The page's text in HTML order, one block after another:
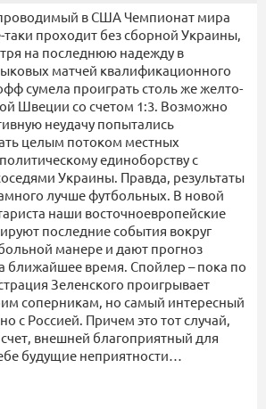
в США Чемпионат мира
таки проходит без сборной Украины,
на последнюю надежду в
матчей квалификационного
сумела проиграть столь же желто-
Швеции со счетом 1:3. Возможно
неудачу попытались
целым потоком местных
единоборству с
Украины. Правда, результаты
лучше футбольных. В новой
наши восточноевропейские
последние события вокруг
манере и дают прогноз
ближайшее время. Спойлер – пока по
Зеленского проигрывает
соперникам, но самый интересный
с Россией. Причем это тот случай,
внешней благоприятный для
будущие неприятности…